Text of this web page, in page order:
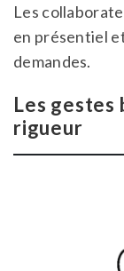
Les
en présentiel
demandes.
Les
rigueur